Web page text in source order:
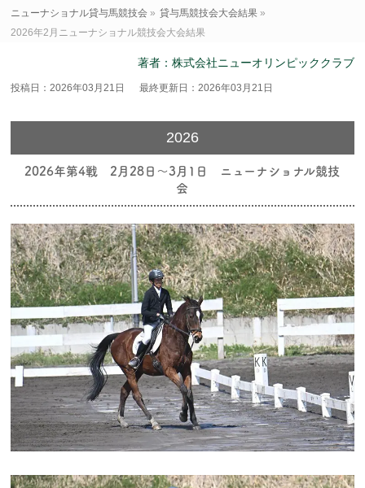
ニューナショナル貸与馬競技会 » 貸与馬競技会大会結果 »
2026年2月ニューナショナル競技会大会結果
著者：株式会社ニューオリンピッククラブ
投稿日：2026年03月21日 最終更新日：2026年03月21日
2026
2026年第4戦 2月28日～3月1日 ニューナショナル競技
会